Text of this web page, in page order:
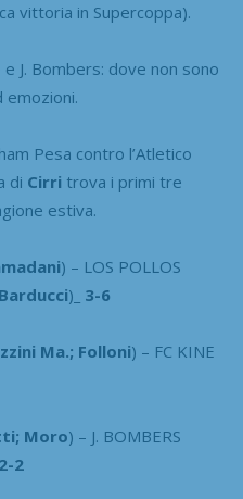
vittoria in Supercoppa).
J. Bombers: dove non sono
emozioni.
Pesa contro l’Atletico
di Cirri trova i primi tre
estiva.
) – LOS POLLOS
) _ 3-6
Ma.; Folloni) – FC KINE
Moro) – J. BOMBERS
2-2